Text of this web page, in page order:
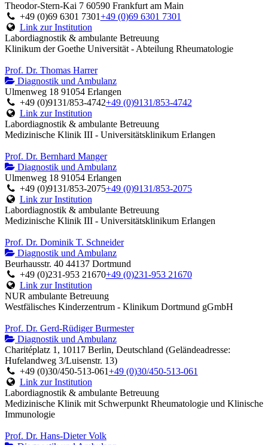
Theodor-Stern-Kai 7 60590 Frankfurt am Main
+49 (0)69 6301 7301+49 (0)69 6301 7301
Link zur Institution
Labordiagnostik & ambulante Betreuung
Klinikum der Goethe Universität - Abteilung Rheumatologie
Prof. Dr. Thomas Harrer
Diagnostik und Ambulanz
Ulmenweg 18 91054 Erlangen
+49 (0)9131/853-4742+49 (0)9131/853-4742
Link zur Institution
Labordiagnostik & ambulante Betreuung
Medizinische Klinik III - Universitätsklinikum Erlangen
Prof. Dr. Bernhard Manger
Diagnostik und Ambulanz
Ulmenweg 18 91054 Erlangen
+49 (0)9131/853-2075+49 (0)9131/853-2075
Link zur Institution
Labordiagnostik & ambulante Betreuung
Medizinische Klinik III - Universitätsklinikum Erlangen
Prof. Dr. Dominik T. Schneider
Diagnostik und Ambulanz
Beurhausstr. 40 44137 Dortmund
+49 (0)231-953 21670+49 (0)231-953 21670
Link zur Institution
NUR ambulante Betreuung
Westfälisches Kinderzentrum - Klinikum Dortmund gGmbH
Prof. Dr. Gerd-Rüdiger Burmester
Diagnostik und Ambulanz
Charitéplatz 1, 10117 Berlin, Deutschland (Geländeadresse:
Hufelandweg 3/Luisenstr. 13)
+49 (0)30/450-513-061+49 (0)30/450-513-061
Link zur Institution
Labordiagnostik & ambulante Betreuung
Medizinische Klinik mit Schwerpunkt Rheumatologie und Klinische
Immunologie
Prof. Dr. Hans-Dieter Volk